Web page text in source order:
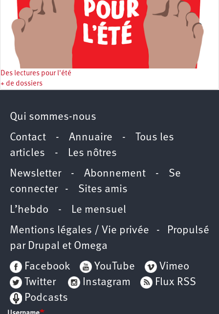
Des lectures pour l'été
+ de dossiers
Qui sommes-nous
Contact - Annuaire -
Tous les
articles - Les nôtres
Newsletter- Abonnement - Se
connecter- Sites amis
L’hebdo - Le mensuel
Mentions légales / Vie privée - Propulsé
par Drupal et Omega
Facebook
YouTube
Vimeo
Twitter
Instagram
Flux RSS
Podcasts